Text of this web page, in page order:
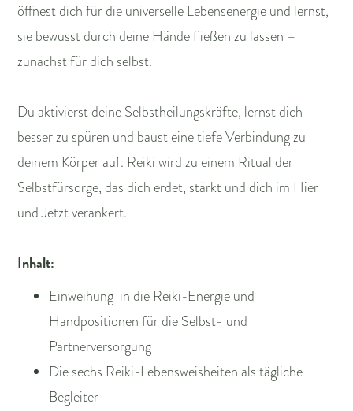
öffnest dich für die universelle Lebensenergie und lernst,
sie bewusst durch deine Hände fließen zu lassen –
zunächst für dich selbst.
Du aktivierst deine Selbstheilungskräfte, lernst dich
besser zu spüren und baust eine tiefe Verbindung zu
deinem Körper auf. Reiki wird zu einem Ritual der
Selbstfürsorge, das dich erdet, stärkt und dich im Hier
und Jetzt verankert.
Inhalt:
Einweihung in die Reiki-Energie und
Handpositionen für die Selbst- und
Partnerversorgung
Die sechs Reiki-Lebensweisheiten als tägliche
Begleiter